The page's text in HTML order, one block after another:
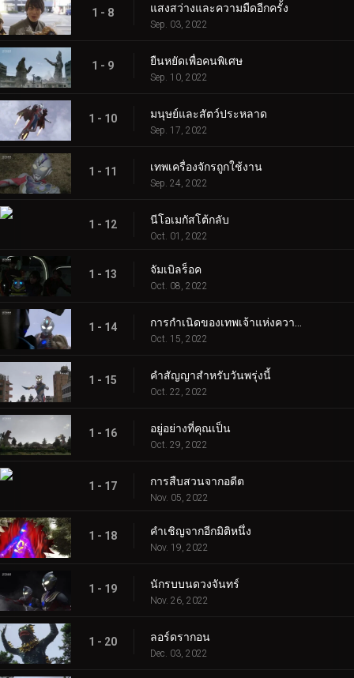
1 - 8 แสงสว่างและความมืดอีกครั้ง
Sep. 03, 2022
1 - 9 ยืนหยัดเพื่อคนพิเศษ
Sep. 10, 2022
1 - 10 มนุษย์และสัตว์ประหลาด
Sep. 17, 2022
1 - 11 เทพเครื่องจักรถูกใช้งาน
Sep. 24, 2022
1 - 12 นีโอเมกัสโต้กลับ
Oct. 01, 2022
1 - 13 จัมเบิลร็อค
Oct. 08, 2022
1 - 14
Oct. 15, 2022
1 - 15 คำสัญญาสำหรับวันพรุ่งนี้
Oct. 22, 2022
1 - 16 อยู่อย่างที่คุณเป็น
Oct. 29, 2022
1 - 17 การสืบสวนจากอดีต
Nov. 05, 2022
1 - 18 คำเชิญจากอีกมิติหนึ่ง
Nov. 19, 2022
1 - 19 นักรบบนดวงจันทร์
Nov. 26, 2022
1 - 20 ลอร์ดรากอน
Dec. 03, 2022